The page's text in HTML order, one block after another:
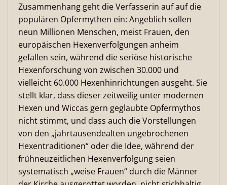
Zusammenhang geht die Verfasserin auf auf die
populären Opfermythen ein: Angeblich sollen
neun Millionen Menschen, meist Frauen, den
europäischen Hexenverfolgungen anheim
gefallen sein, während die seriöse historische
Hexenforschung von zwischen 30.000 und
vielleicht 60.000 Hexenhinrichtungen ausgeht. Sie
stellt klar, dass dieser zeitweilig unter modernen
Hexen und Wiccas gern geglaubte Opfermythos
nicht stimmt, und dass auch die Vorstellungen
von den „jahrtausendealten ungebrochenen
Hexentraditionen“ oder die Idee, während der
frühneuzeitlichen Hexenverfolgung seien
systematisch „weise Frauen“ durch die Männer